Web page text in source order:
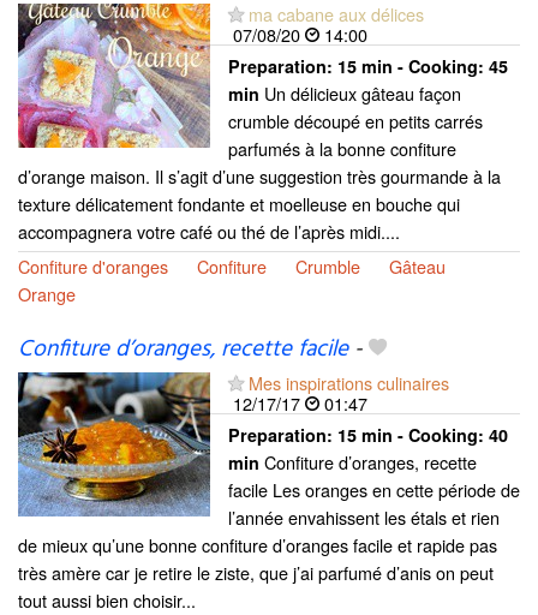
ma cabane aux délices
07/08/20
14:00
Preparation: 15 min - Cooking: 45
min Un délicieux gâteau façon
crumble découpé en petits carrés
parfumés à la bonne confiture
d’orange maison. Il s’agit d’une suggestion très gourmande à la
texture délicatement fondante et moelleuse en bouche qui
accompagnera votre café ou thé de l’après midi....
Confiture d'oranges
Confiture Crumble
Gâteau
Orange
Confiture d’oranges, recette facile-
Mes inspirations culinaires
12/17/17
01:47
Preparation: 15 min - Cooking: 40
min Confiture d’oranges, recette
facile Les oranges en cette période de
l’année envahissent les étals et rien
de mieux qu’une bonne confiture d’oranges facile et rapide pas
très amère car je retire le ziste, que j’ai parfumé d’anis on peut
tout aussi bien choisir...